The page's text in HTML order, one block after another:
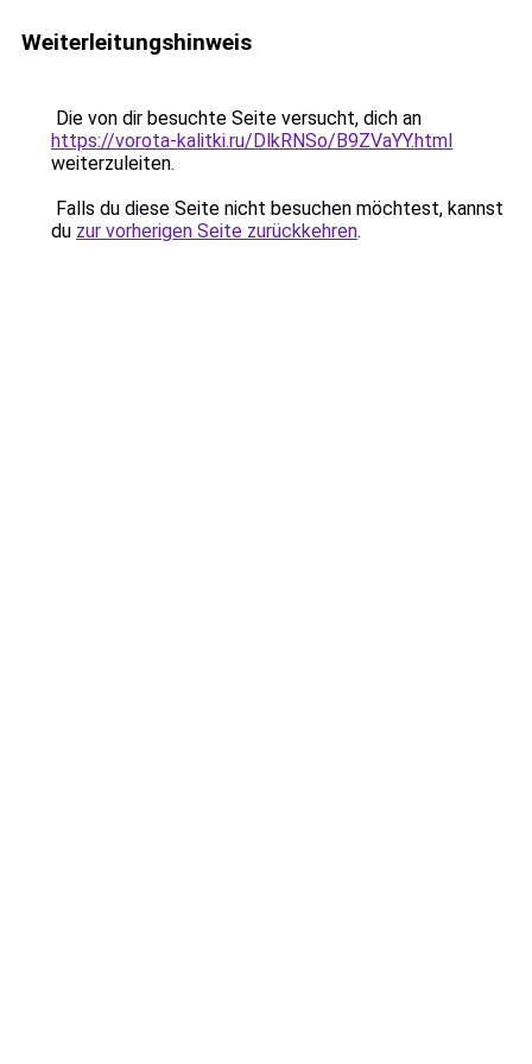
Weiterleitungshinweis
Die von dir besuchte Seite versucht, dich an
https://vorota-kalitki.ru/DlkRNSo/B9ZVaYY.html
weiterzuleiten.
Falls du diese Seite nicht besuchen möchtest, kannst
du zur vorherigen Seite zurückkehren.